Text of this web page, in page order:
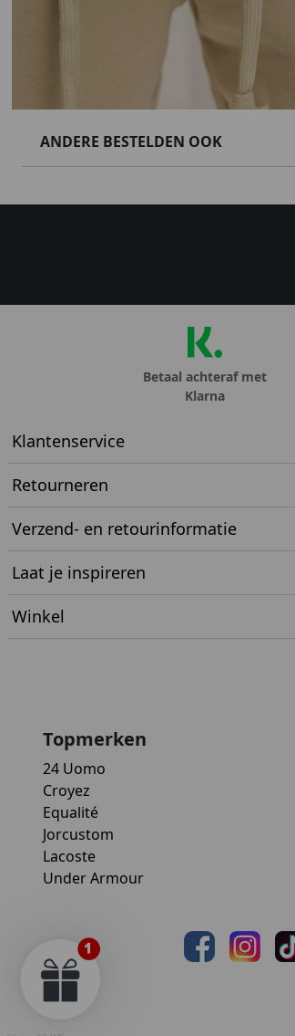
ANDERE BESTELDEN OOK
Betaal achteraf met
Klarna
Klantenservice
Retourneren
Verzend- en retourinformatie
Laat je inspireren
Winkel
Topmerken
24 Uomo
Croyez
Equalité
Jorcustom
Lacoste
Under Armour